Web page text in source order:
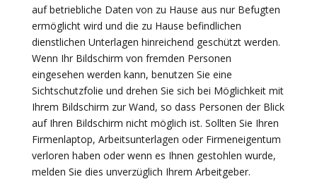
auf betriebliche Daten von zu Hause aus nur Befugten
ermöglicht wird und die zu Hause befindlichen
dienstlichen Unterlagen hinreichend geschützt werden.
Wenn Ihr Bildschirm von fremden Personen
eingesehen werden kann, benutzen Sie eine
Sichtschutzfolie und drehen Sie sich bei Möglichkeit mit
Ihrem Bildschirm zur Wand, so dass Personen der Blick
auf Ihren Bildschirm nicht möglich ist. Sollten Sie Ihren
Firmenlaptop, Arbeitsunterlagen oder Firmeneigentum
verloren haben oder wenn es Ihnen gestohlen wurde,
melden Sie dies unverzüglich Ihrem Arbeitgeber.